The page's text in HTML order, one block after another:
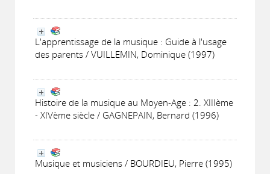
L'apprentissage de la musique : Guide à l'usage
des parents / VUILLEMIN, Dominique (1997)
Histoire de la musique au Moyen-Age : 2. XIIIème
- XIVème siècle / GAGNEPAIN, Bernard (1996)
Musique et musiciens / BOURDIEU, Pierre (1995)